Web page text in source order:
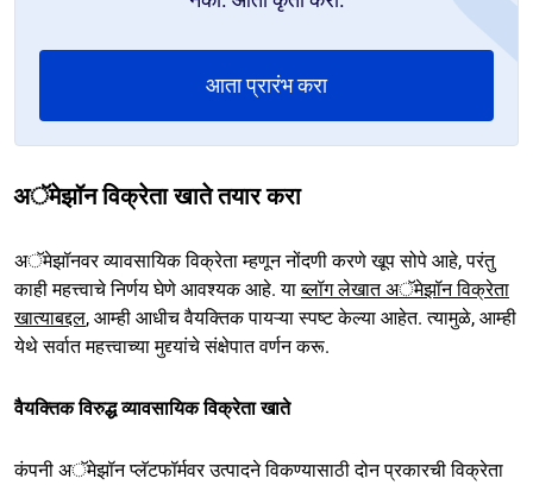
आता प्रारंभ करा
अॅमेझॉन विक्रेता खाते तयार करा
अॅमेझॉनवर व्यावसायिक विक्रेता म्हणून नोंदणी करणे खूप सोपे आहे, परंतु
काही महत्त्वाचे निर्णय घेणे आवश्यक आहे. याब्लॉग लेखात अॅमेझॉन विक्रेता
खात्याबद्दल, आम्ही आधीच वैयक्तिक पायऱ्या स्पष्ट केल्या आहेत. त्यामुळे, आम्ही
येथे सर्वात महत्त्वाच्या मुद्द्यांचे संक्षेपात वर्णन करू.
वैयक्तिक विरुद्ध व्यावसायिक विक्रेता खाते
कंपनी अॅमेझॉन प्लॅटफॉर्मवर उत्पादने विकण्यासाठी दोन प्रकारची विक्रेता